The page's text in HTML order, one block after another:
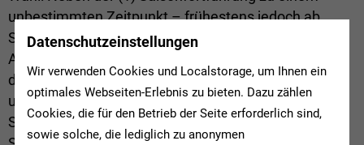
unbestimmten Zeitpunkt – frühestens jedoch ab
September – skizzierte der Verband drei
Abbruchszenarien: (2) Saisonabbruch und Wertung
des aktuellen Tabellenstandes, (3) Saisonabbruch
und Wertung nach der Hinrunden-Tabelle und (4)
Saisonabbruch und Annullierung der gesamten
Datenschutzeinstellungen
Wir verwenden Cookies und Localstorage, um Ihnen ein
optimales Webseiten-Erlebnis zu bieten. Dazu zählen
Cookies, die für den Betrieb der Seite erforderlich sind,
sowie solche, die lediglich zu anonymen